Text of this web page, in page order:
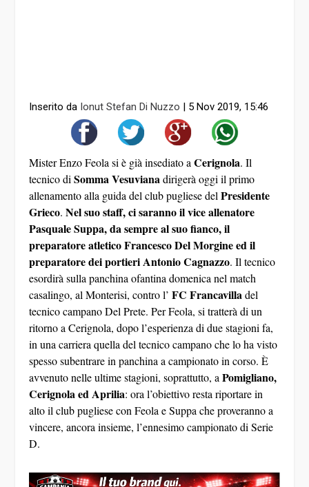
Inserito da Ionut Stefan Di Nuzzo 5 Nov 2019, 15:46
Mister Enzo Feola si è già insediato aCerignola. Il
tecnico diSomma Vesuvianadirigerà oggi il primo
allenamento alla guida del club pugliese delPresidente
Grieco.Nel suo staff, ci saranno il vice allenatore
Pasquale Suppa, da sempre al suo fianco, il
preparatore atletico Francesco Del Morgine ed il
preparatore dei portieri Antonio Cagnazzo. Il tecnico
esordirà sulla panchina ofantina domenica nel match
casalingo, al Monterisi, contro l’FC Francavilladel
tecnico campano Del Prete. Per Feola, si tratterà di un
ritorno a Cerignola, dopo l’esperienza di due stagioni fa,
in una carriera quella del tecnico campano che lo ha visto
spesso subentrare in panchina a campionato in corso. È
avvenuto nelle ultime stagioni, soprattutto, aPomigliano,
Cerignola ed Aprilia: ora l’obiettivo resta riportare in
alto il club pugliese con Feola e Suppa che proveranno a
vincere, ancora insieme, l’ennesimo campionato di Serie
D.